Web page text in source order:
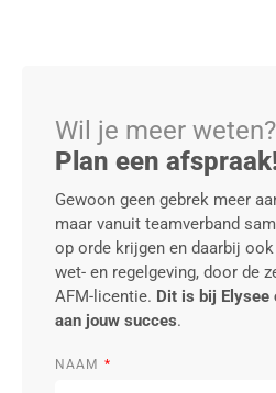
Wil je meer weten?
Plan een
Gewoon geen gebrek meer
maar vanuit teamverband
op orde krijgen en daarbij
wet- en regelgeving, door de
AFM-licentie. Dit is bij
aan jouw succes.
NAAM